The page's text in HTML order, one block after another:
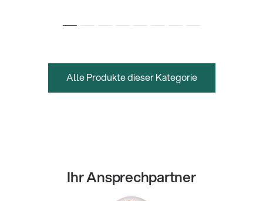
Alle Produkte dieser Kategorie
Ihr Ansprechpartner